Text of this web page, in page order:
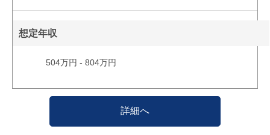
想定年収
504万円 - 804万円
詳細へ